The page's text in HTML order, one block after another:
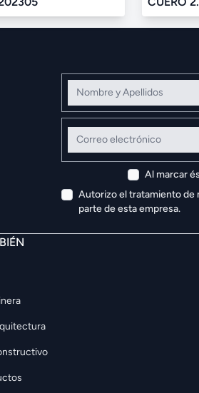
Nombre y Apellidos
Correo electrónico
Al marcar
Autorizo el tratamiento de
parte de esta empresa.